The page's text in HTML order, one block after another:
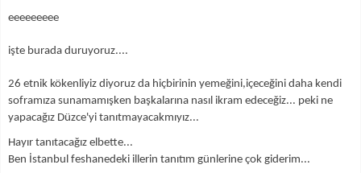
eeeeeeeee
işte burada duruyoruz....
26 etnik kökenliyiz diyoruz da hiçbirinin yemeğini,içeceğini daha kendi
soframıza sunamamışken başkalarına nasıl ikram edeceğiz... peki ne
yapacağız Düzce'yi tanıtmayacakmıyız...
Hayır tanıtacağız elbette...
Ben İstanbul feshanedeki illerin tanıtım günlerine çok giderim...